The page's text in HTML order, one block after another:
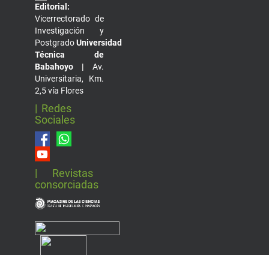
Editorial:
Vicerrectorado de
Investigación y
PostgradoUniversidad
Técnica de
Babahoyo | Av.
Universitaria, Km.
2,5 vía Flores
| Redes
Sociales
| Revistas
consorciadas